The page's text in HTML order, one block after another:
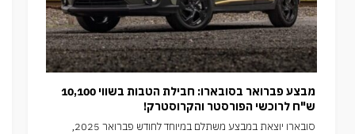
מבצע פברואר בסובארו: חבילת הטבות בשווי 10,100
ש"ח לרוכשי הפורסטר והקרוסטרק!
סובארו יוצאת במבצע משתלם במיוחד לחודש פברואר 2025,